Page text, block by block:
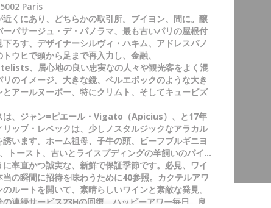
Paris
くにあり、どちらかの取引所。ブイヨン、間に。醸
パサージュ・デ・パノラマ、最も古いパリの屋根付
ろす、デザイナーシルヴィ・ハキム、アドレスパノ
ウヒで頭から足まで再入力し、金融、
、居心地の良い忠実なの人々や観光客をよく混
のイメージ。大きな鏡、ベルエポックのような大き
アールヌーボー、特にクリムト、そしてキュービズ
は、ジャン=ピエール・Vigato（Apicius）、と17年
ップ・レベックは、少しノスタルジックなアラカル
誘います。ホーム祖母、子牛の頭、ビーフブルギニヨ
トースト、古いとライスプディングの羊飼いのパイ...
率直かつ誠実な、新鮮で保証季節です。必見、ワイ
の瞬間に招待を味わうために40参照。カクテルアワ
ルートを開いて、素晴らしいワインと素敵な発見。
連続サービス23Hの回復、ハッピーアワー毎日、良